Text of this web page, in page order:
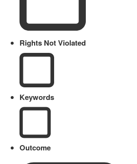
Rights Not Violated
Keywords
Outcome